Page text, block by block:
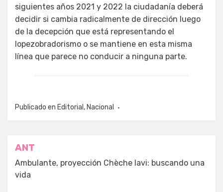
siguientes años 2021 y 2022 la ciudadanía deberá
decidir si cambia radicalmente de dirección luego
de la decepción que está representando el
lopezobradorismo o se mantiene en esta misma
línea que parece no conducir a ninguna parte.
Publicado en Editorial , Nacional
Navegación
de
entradas
ANT
Ambulante, proyección Chèche lavi: buscando una
vida